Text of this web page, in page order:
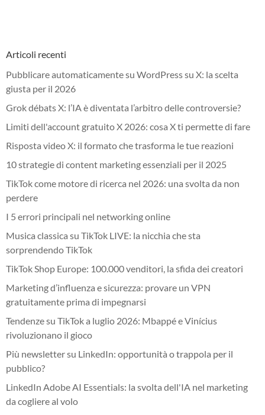
Articoli recenti
Pubblicare automaticamente su WordPress su X: la scelta
giusta per il 2026
Grok débats X: l’IA è diventata l’arbitro delle controversie?
Limiti dell'account gratuito X 2026: cosa X ti permette di fare
Risposta video X: il formato che trasforma le tue reazioni
10 strategie di content marketing essenziali per il 2025
TikTok come motore di ricerca nel 2026: una svolta da non
perdere
I 5 errori principali nel networking online
Musica classica su TikTok LIVE: la nicchia che sta
sorprendendo TikTok
TikTok Shop Europe: 100.000 venditori, la sfida dei creatori
Marketing d’influenza e sicurezza: provare un VPN
gratuitamente prima di impegnarsi
Tendenze su TikTok a luglio 2026: Mbappé e Vinícius
rivoluzionano il gioco
Più newsletter su LinkedIn: opportunità o trappola per il
pubblico?
LinkedIn Adobe AI Essentials: la svolta dell'IA nel marketing
da cogliere al volo